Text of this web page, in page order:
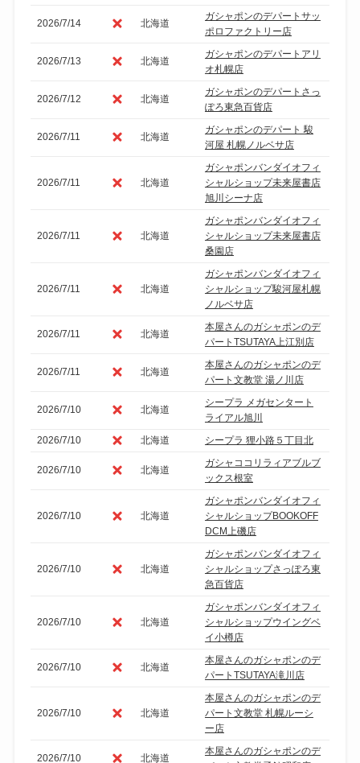
2026/7/14 北海道
ガシャポンのデパートサッ
ポロファクトリー店
2026/7/13 北海道
ガシャポンのデパートアリ
オ札幌店
2026/7/12 北海道
ガシャポンのデパートさっ
ぽろ東急百貨店
2026/7/11 北海道
ガシャポンのデパート 駿
河屋 札幌ノルベサ店
2026/7/11 北海道
ガシャポンバンダイオフィ
シャルショップ未来屋書店
旭川シーナ店
2026/7/11 北海道
ガシャポンバンダイオフィ
シャルショップ未来屋書店
桑園店
2026/7/11 北海道
ガシャポンバンダイオフィ
シャルショップ駿河屋札幌
ノルベサ店
2026/7/11 北海道
本屋さんのガシャポンのデ
パートTSUTAYA上江別店
2026/7/11 北海道
本屋さんのガシャポンのデ
パート文教堂 湯ノ川店
2026/7/10 北海道
シープラ メガセンタート
ライアル旭川
2026/7/10
北海道 シープラ 狸小路５丁目北
2026/7/10 北海道
ガシャココリラィアブルブ
ックス根室
2026/7/10 北海道
ガシャポンバンダイオフィ
シャルショップBOOKOFF
DCM上磯店
2026/7/10 北海道
ガシャポンバンダイオフィ
シャルショップさっぽろ東
急百貨店
2026/7/10 北海道
ガシャポンバンダイオフィ
シャルショップウイングベ
イ小樽店
2026/7/10 北海道
本屋さんのガシャポンのデ
パートTSUTAYA滝川店
2026/7/10 北海道
本屋さんのガシャポンのデ
パート文教堂 札幌ルーシ
ー店
2026/7/10 北海道
本屋さんのガシャポンのデ